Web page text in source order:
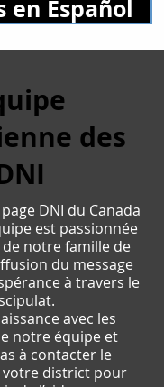
en Español
des
DNI du Canada
est passionnée
notre famille de
du message
à travers le
avec les
notre équipe et
à contacter le
district pour